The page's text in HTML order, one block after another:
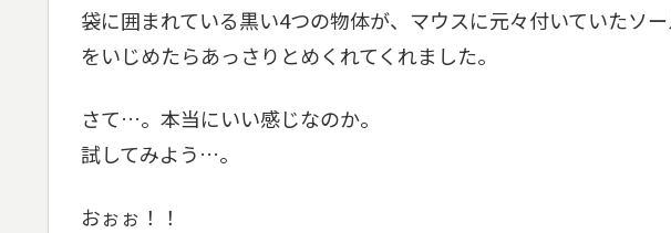
袋に囲まれている黒い4つの物体が、マウスに元々付いていたソ
をいじめたらあっさりとめくれてくれました。
さて…。本当にいい感じなのか。
試してみよう…。
おぉぉ！！